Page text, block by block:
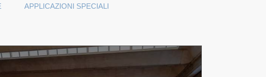
APPLICAZIONI SPECIALI